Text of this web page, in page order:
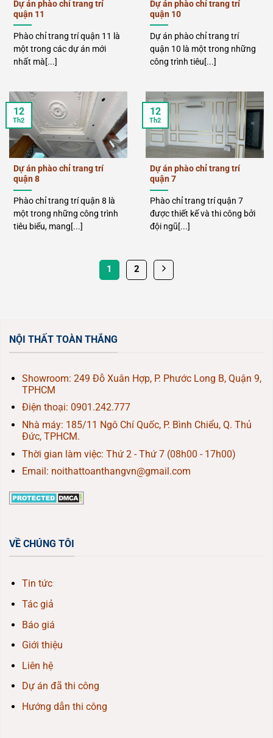
Dự án phào chỉ trang trí
quận 11
Phào chỉ trang trí quận 11 là
một trong các dự án mới
nhất mà[...]
Dự án phào chỉ trang trí
quận 10
Dự án phào chỉ trang trí
quận 10 là một trong những
công trình tiêu[...]
Dự án phào chỉ trang trí
quận 8
Phào chỉ trang trí quận 8 là
một trong những công trình
tiêu biểu, mang[...]
12
Th2
Dự án phào chỉ trang trí
quận 7
Phào chỉ trang trí quận 7
được thiết kế và thi công bởi
đội ngũ[...]
12
Th2
1 2
NỘI THẤT TOÀN THẮNG
Showroom: 249 Đỗ Xuân Hợp, P. Phước Long B, Quận 9,
TPHCM
Điện thoại: 0901.242.777
Nhà máy: 185/11 Ngô Chí Quốc, P. Bình Chiểu, Q. Thủ
Đức, TPHCM.
Thời gian làm việc: Thứ 2 - Thứ 7 (08h00 - 17h00)
Email: noithattoanthangvn@gmail.com
VỀ CHÚNG TÔI
Tin tức
Tác giả
Báo giá
Giới thiệu
Liên hệ
Dự án đã thi công
Hướng dẫn thi công